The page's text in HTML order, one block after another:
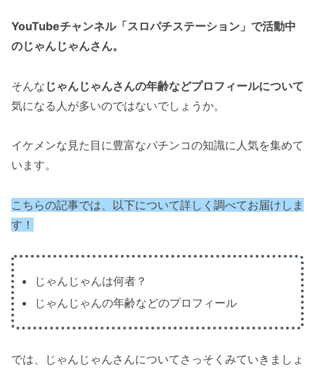
YouTubeチャンネル「スロパチステーション」で活動中
のじゃんじゃんさん。
そんな じゃんじゃんさんの年齢などプロフィールについて
気になる人が多いのではないでしょうか。
イケメンな見た目に豊富なパチンコの知識に人気を集めて
います。
こちらの記事では、以下について詳しく調べてお届けしま
す！
じゃんじゃんは何者？
じゃんじゃんの年齢などのプロフィール
では、じゃんじゃんさんについてさっそくみていきましょ